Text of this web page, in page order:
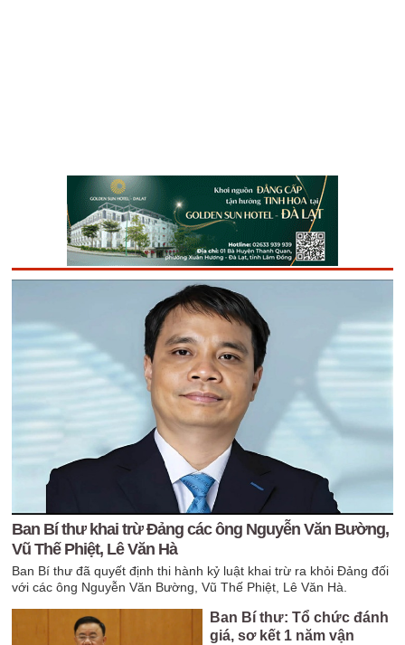
Ban Bí thư khai trừ Đảng các ông Nguyễn Văn Bường,
Vũ Thế Phiệt, Lê Văn Hà
Ban Bí thư đã quyết định thi hành kỷ luật khai trừ ra khỏi Đảng đối
với các ông Nguyễn Văn Bường, Vũ Thế Phiệt, Lê Văn Hà.
Ban Bí thư: Tổ chức đánh
giá, sơ kết 1 năm vận